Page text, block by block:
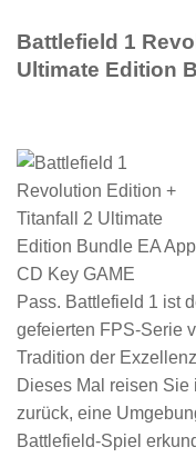
Battlefield 1
Ultimate Edition
Pass. Battlefield 1 ist
gefeierten FPS-Serie
Tradition der
Dieses Mal reisen
zurück, eine
Battlefield-Spiel